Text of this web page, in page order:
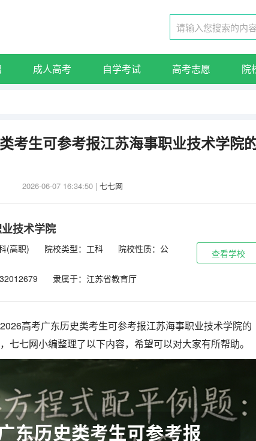
成人高考 自学考试 高考志愿 院
考生可参考报江苏海事职业技术学院
2026-06-07 16:34:50 | 七七网
技术学院
(高职) 院校类型：工科
院校性质：公
隶属于：江苏省教育厅
查看学校
高考广东历史类考生可参考报江苏海事职业技术学院的
七七网小编整理了以下内容，希望可以对大家有所帮助。